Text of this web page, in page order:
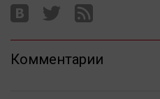
Медицина
Новости компаний
Комментарии